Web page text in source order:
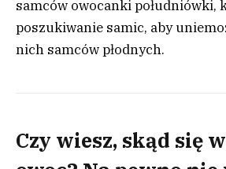
samców owocanki południówki,
poszukiwanie samic, aby
nich samców płodnych.
Czy wiesz, skąd się